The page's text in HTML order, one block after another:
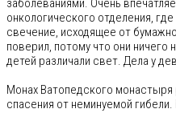
заболеваниями. Очень
онкологического отделения,
свечение, исходящее от
поверил, потому что они
детей различали свет. Дела у
Монах Ватопедского
спасения от неминуемой